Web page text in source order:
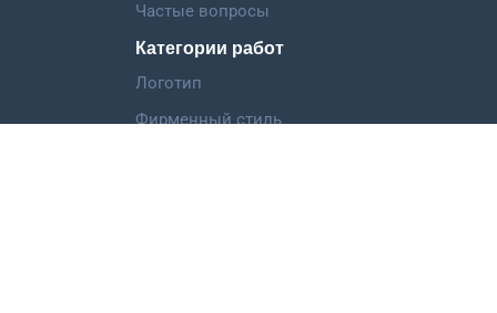
Частые вопросы
Категории работ
Логотип
Фирменный стиль